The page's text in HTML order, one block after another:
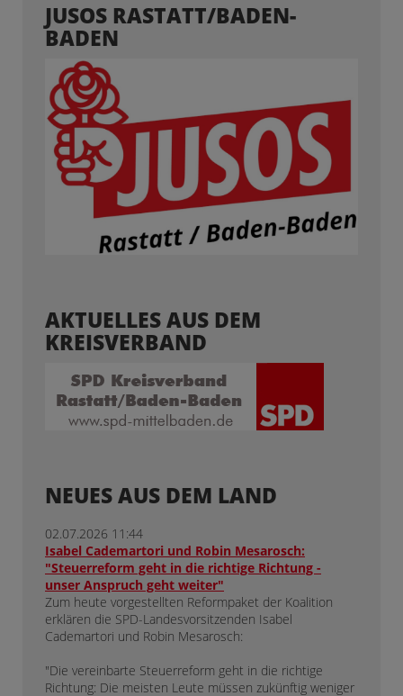
JUSOS RASTATT/BADEN-
BADEN
AKTUELLES AUS DEM
KREISVERBAND
NEUES AUS DEM LAND
02.07.2026 11:44
Isabel Cademartori und Robin Mesarosch:
"Steuerreform geht in die richtige Richtung -
unser Anspruch geht weiter"
Zum heute vorgestellten Reformpaket der Koalition
erklären die SPD-Landesvorsitzenden Isabel
Cademartori und Robin Mesarosch:
"Die vereinbarte Steuerreform geht in die richtige
Richtung: Die meisten Leute müssen zukünftig weniger